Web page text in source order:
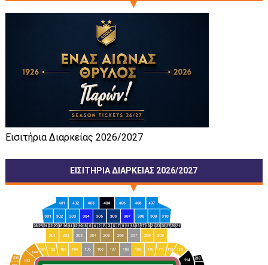
Εισιτήρια Διαρκείας 2026/2027
ΕΙΣΙΤΗΡΙΑ ΔΙΑΡΚΕΙΑΣ 2026/2027